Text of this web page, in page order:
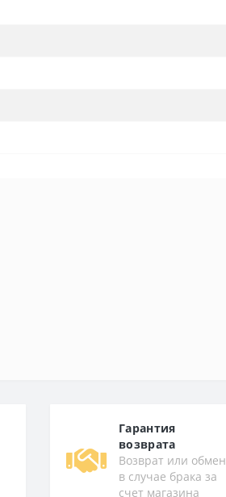
Гарантия
возврата
Возврат или обмен
в случае брака за
счет магазина